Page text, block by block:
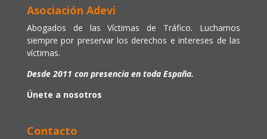
Asociación Adevi
Abogados de las Víctimas de Tráfico. Luchamos
siempre por preservar los derechos e intereses de las
víctimas.
Desde 2011 con presencia en toda España.
Únete a nosotros
Contacto